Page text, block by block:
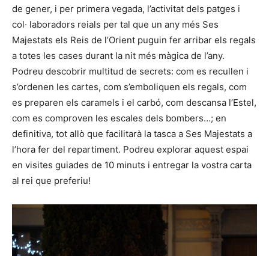
de gener, i per primera vegada, l’activitat dels patges i
col· laboradors reials per tal que un any més Ses
Majestats els Reis de l’Orient puguin fer arribar els regals
a totes les cases durant la nit més màgica de l’any.
Podreu descobrir multitud de secrets: com es recullen i
s’ordenen les cartes, com s’emboliquen els regals, com
es preparen els caramels i el carbó, com descansa l’Estel,
com es comproven les escales dels bombers…; en
definitiva, tot allò que facilitarà la tasca a Ses Majestats a
l’hora fer del repartiment. Podreu explorar aquest espai
en visites guiades de 10 minuts i entregar la vostra carta
al rei que preferiu!